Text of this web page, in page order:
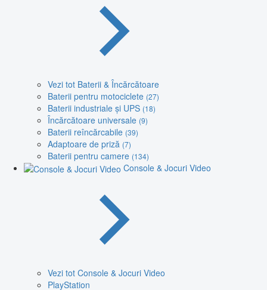
Vezi tot Baterii & Încărcătoare
Baterii pentru motociclete (27)
Baterii industriale și UPS (18)
Încărcătoare universale (9)
Baterii reîncărcabile (39)
Adaptoare de priză (7)
Baterii pentru camere (134)
Console & Jocuri Video
Vezi tot Console & Jocuri Video
PlayStation